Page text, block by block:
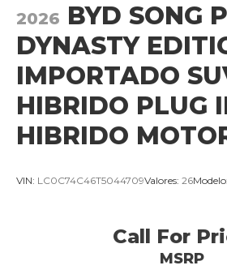
2026 BYD SONG
DYNASTY
IMPORTADO
HIBRIDO PLUG
HIBRIDO
VIN: LC0C74C46T5044709Valores: 26Modelo:
Call For
MSRP